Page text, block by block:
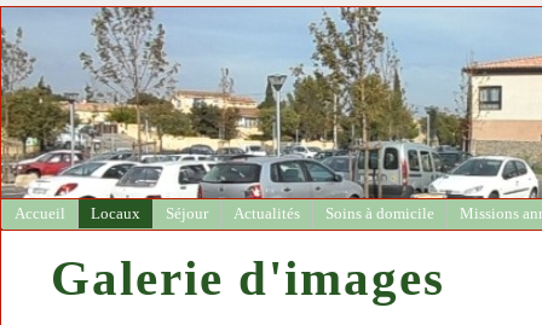
Accueil Locaux Séjour Actualités Soins à domicile Missions
Galerie d'images